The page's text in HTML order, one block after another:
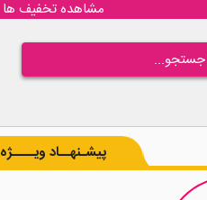
مشاهده تخفیف ها
پیشـنهــاد ویــــژه